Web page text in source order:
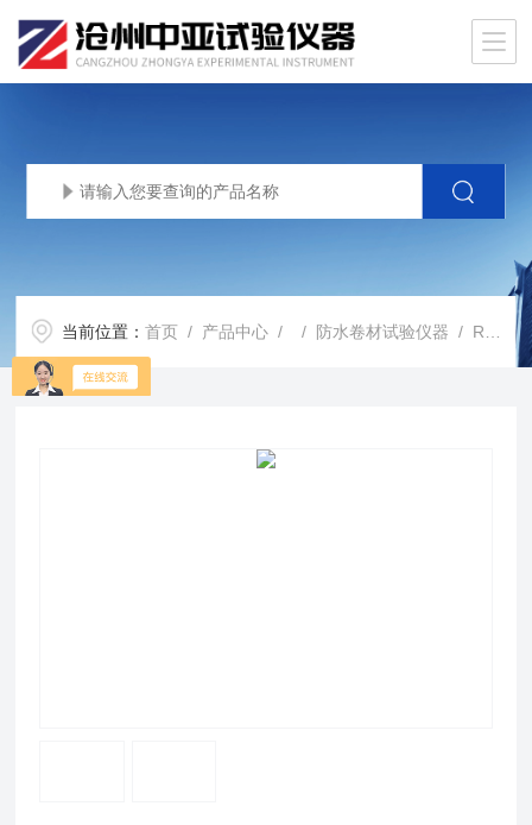
当前位置：首页 / 产品中心 / / 防水卷材试验仪器 / RX-D2高分子搭接缝不透水仪